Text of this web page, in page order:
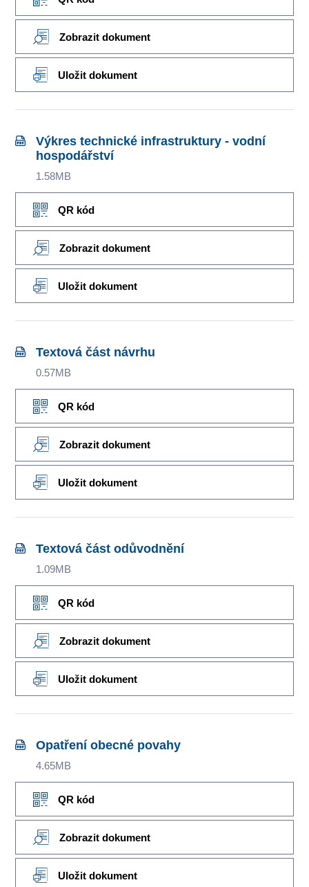
Zobrazit dokument
Uložit dokument
Výkres technické infrastruktury - vodní
hospodářství
1.58MB
QR kód
Zobrazit dokument
Uložit dokument
Textová část návrhu
0.57MB
QR kód
Zobrazit dokument
Uložit dokument
Textová část odůvodnění
1.09MB
QR kód
Zobrazit dokument
Uložit dokument
Opatření obecné povahy
4.65MB
QR kód
Zobrazit dokument
Uložit dokument